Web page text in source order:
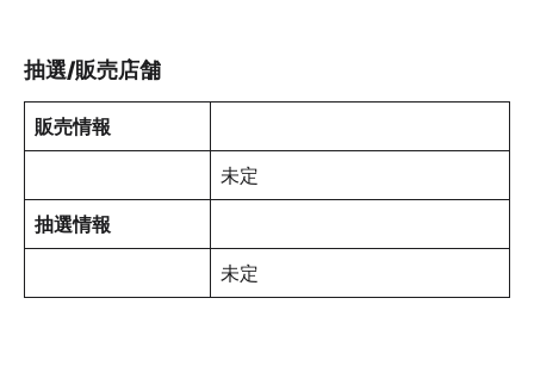
抽選/販売店舗
販売情報
未定
抽選情報
未定